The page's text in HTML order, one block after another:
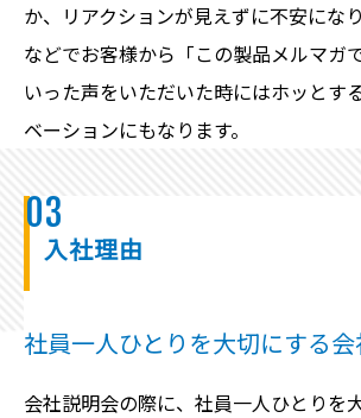
か、リアクションが見えずに不安にな
などでお客様から「この製品メルマガ
いった声をいただいた時にはホッとす
ベーションにもなります。
03
入社理由
社員一人ひとりを大切にする
会社説明会の際に、社員一人ひとりを